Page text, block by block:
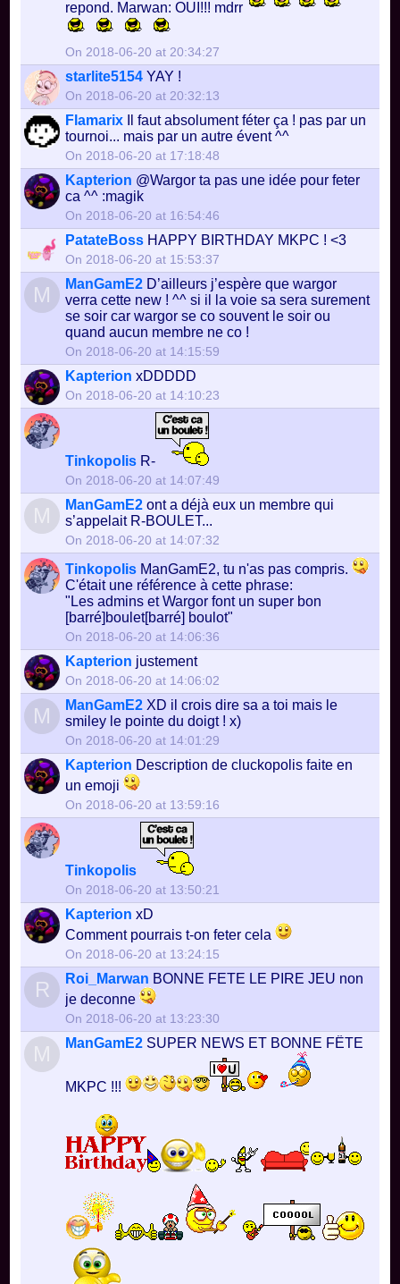
repond. Marwan: OUI!!! mdrr
On 2018-06-20 at 20:34:27
starlite5154 YAY !
On 2018-06-20 at 20:32:13
Flamarix
Il faut absolument féter ça ! pas par un
tournoi... mais par un autre évent ^^
On 2018-06-20 at 17:18:48
Kapterion @Wargor ta pas une idée pour feter
ca ^^ :magik
On 2018-06-20 at 16:54:46
PatateBoss HAPPY BIRTHDAY MKPC ! <3
On 2018-06-20 at 15:53:37
M ManGamE2 D’ailleurs j’espère que wargor
verra cette new ! ^^ si il la voie sa sera surement
se soir car wargor se co souvent le soir ou
quand aucun membre ne co !
On 2018-06-20 at 14:15:59
Kapterion xDDDDD
On 2018-06-20 at 14:10:23
Tinkopolis R-
On 2018-06-20 at 14:07:49
ManGamE2 ont a déjà eux un membre qui
s’appelait R-BOULET...
On 2018-06-20 at 14:07:32
Tinkopolis ManGamE2, tu n'as pas compris.
C'était une référence à cette phrase:
"Les admins et Wargor font un super bon
[barré]boulet[barré] boulot"
On 2018-06-20 at 14:06:36
Kapterion justement
On 2018-06-20 at 14:06:02
M ManGamE2 XD il crois dire sa a toi mais le
smiley le pointe du doigt ! x)
On 2018-06-20 at 14:01:29
Kapterion Description de cluckopolis faite en
un emoji
On 2018-06-20 at 13:59:16
Tinkopolis
On 2018-06-20 at 13:50:21
Kapterion xD
Comment pourrais t-on feter cela
On 2018-06-20 at 13:24:15
R Roi_Marwan BONNE FETE LE PIRE JEU non
je deconne
On 2018-06-20 at 13:23:30
ManGamE2 SUPER NEWS ET BONNE FÊTE
MKPC !!!